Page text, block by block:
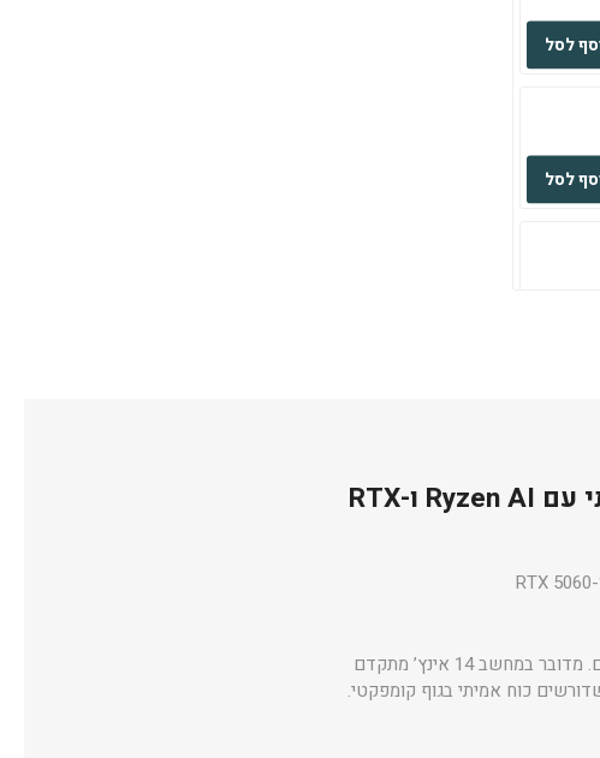
לסל
לסל
לסל
ASUS TUF Gaming A14 – מחשב גיימינג קומפקטי עוצמתי עם Ryzen AI ו-RTX
הוא מחשב נייד שמוכיח שאין צורך להתפשר בין ניידות לביצועים. מדובר במחשב 14 אינץ’ מתקדם
כוח אמיתי בגוף קומפקטי.